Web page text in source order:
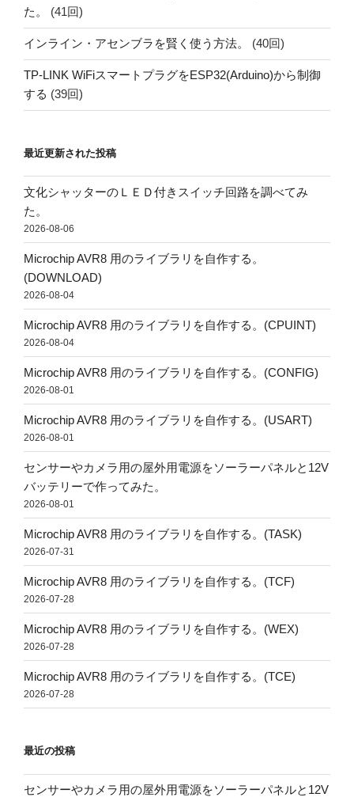
た。
(41回)
インライン・アセンブラを賢く使う方法。 (40回)
TP-LINK WiFiスマートプラグをESP32(Arduino)から制御
する (39回)
最近更新された投稿
文化シャッターのＬＥＤ付きスイッチ回路を調べてみ
た。
2026-08-06
Microchip AVR8 用のライブラリを自作する。
(DOWNLOAD)
2026-08-04
Microchip AVR8 用のライブラリを自作する。(CPUINT)
2026-08-04
Microchip AVR8 用のライブラリを自作する。(CONFIG)
2026-08-01
Microchip AVR8 用のライブラリを自作する。(USART)
2026-08-01
センサーやカメラ用の屋外用電源をソーラーパネルと12V
バッテリーで作ってみた。
2026-08-01
Microchip AVR8 用のライブラリを自作する。(TASK)
2026-07-31
Microchip AVR8 用のライブラリを自作する。(TCF)
2026-07-28
Microchip AVR8 用のライブラリを自作する。(WEX)
2026-07-28
Microchip AVR8 用のライブラリを自作する。(TCE)
2026-07-28
最近の投稿
センサーやカメラ用の屋外用電源をソーラーパネルと12V